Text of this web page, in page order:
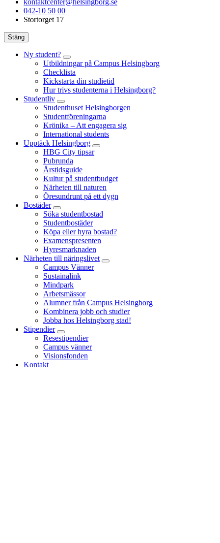
042-10 50 00
Stortorget 17
Stäng
Ny student?
Utbildningar på Campus Helsingborg
Checklista
Kickstarta din studietid
Hur trivs studenterna i Helsingborg?
Studentliv
Studenthuset Helsingborgen
Studentföreningarna
Krönika – Att engagera sig
International students
Upptäck Helsingborg
HBG City tipsar
Pubrunda
Årstidsguide
Kultur på studentbudget
Närheten till naturen
Öresundrunt på ett dygn
Bostäder
Söka studentbostad
Studentbostäder
Köpa eller hyra bostad?
Examenspresenten
Hyresmarknaden
Närheten till näringslivet
Campus Vänner
Sustainalink
Mindpark
Arbetsmässor
Alumner från Campus Helsingborg
Kombinera jobb och studier
Jobba hos Helsingborg stad!
Stipendier
Resestipendier
Campus vänner
Visionsfonden
Kontakt